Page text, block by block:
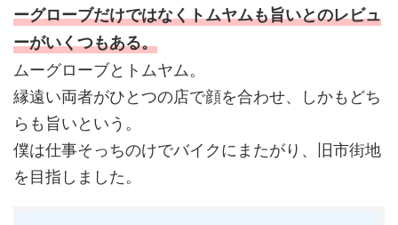
ーグローブだけではなくトムヤムも旨いとのレビュ
ーがいくつもある。
ムーグローブとトムヤム。
縁遠い両者がひとつの店で顔を合わせ、しかもどち
らも旨いという。
僕は仕事そっちのけでバイクにまたがり、旧市街地
を目指しました。